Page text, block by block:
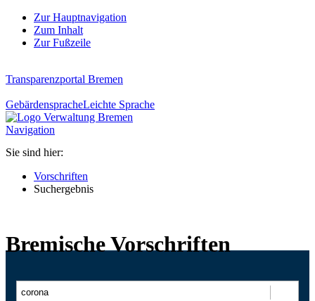
Zur Hauptnavigation
Zum Inhalt
Zur Fußzeile
Transparenzportal Bremen
GebärdenspracheLeichte Sprache
Navigation
Sie sind hier:
Vorschriften
Suchergebnis
Bremische Vorschriften